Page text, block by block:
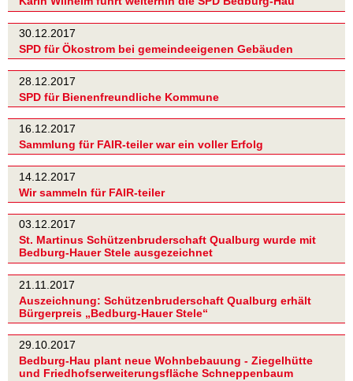
30.12.2017
SPD für Ökostrom bei gemeindeeigenen Gebäuden
28.12.2017
SPD für Bienenfreundliche Kommune
16.12.2017
Sammlung für FAIR-teiler war ein voller Erfolg
14.12.2017
Wir sammeln für FAIR-teiler
03.12.2017
St. Martinus Schützenbruderschaft Qualburg wurde mit
Bedburg-Hauer Stele ausgezeichnet
21.11.2017
Auszeichnung: Schützenbruderschaft Qualburg erhält
Bürgerpreis „Bedburg-Hauer Stele“
29.10.2017
Bedburg-Hau plant neue Wohnbebauung - Ziegelhütte
und Friedhofserweiterungsfläche Schneppenbaum